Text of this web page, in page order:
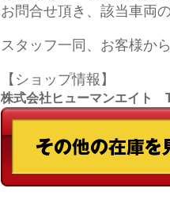
お問合せ頂き、該当車両
スタッフ一同、お客様か
【ショップ情報】
株式会社ヒューマンエイト